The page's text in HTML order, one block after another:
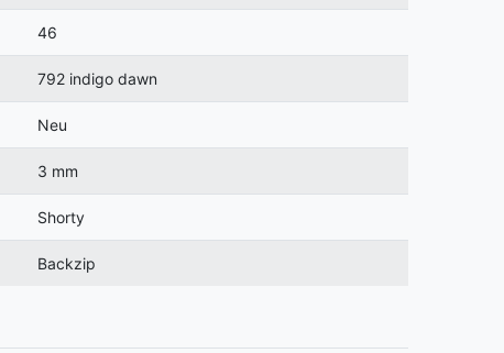
46
792 indigo dawn
Neu
3 mm
Shorty
Backzip